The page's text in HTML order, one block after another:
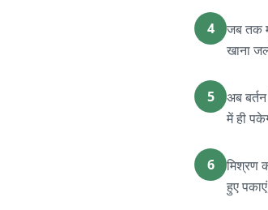
4
जब तक
खाना
5
अब
में ही
6
मिश्रण
हुए